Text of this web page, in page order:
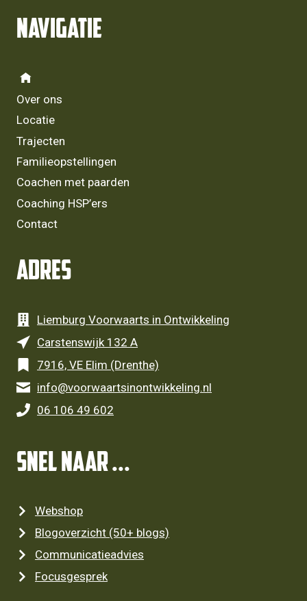
Navigatie
Over ons
Locatie
Trajecten
Familieopstellingen
Coachen met paarden
Coaching HSP’ers
Contact
Adres
Liemburg Voorwaarts in Ontwikkeling
Carstenswijk 132 A
7916, VE Elim (Drenthe)
info@voorwaartsinontwikkeling.nl
06 106 49 602
SNEL NAAR ...
Webshop
Blogoverzicht (50+ blogs)
Communicatieadvies
Focusgesprek